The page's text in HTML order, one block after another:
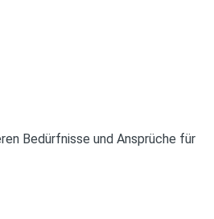
Bedürfnisse und Ansprüche für